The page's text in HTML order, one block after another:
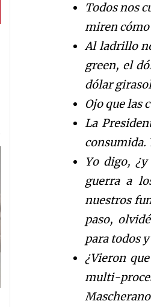
Todos nos
miren cómo
Al ladrillo
green, el
dólar
Ojo que las
La
consumida.
Yo digo,
guerra a
nuestros
paso,
para todos
¿Vieron
multi-